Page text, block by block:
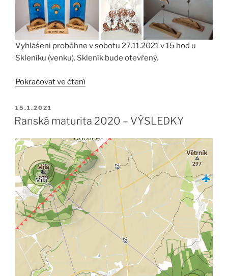
Vyhlášení proběhne v sobotu 27.11.2021 v 15 hod u
Skleníku (venku). Skleník bude otevřený.
Pokračovat ve čtení„Výsledky
za
2020
a
2021“
PUBLIKOVÁNO
15.1.2021
Ranská maturita 2020 – VÝSLEDKY